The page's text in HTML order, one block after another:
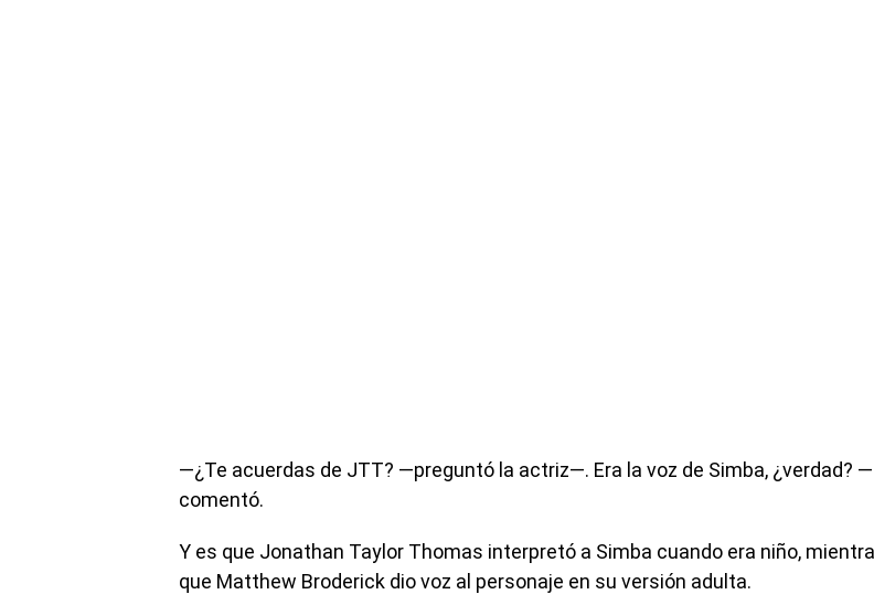
—¿Te acuerdas de JTT? —preguntó la actriz—. Era la voz de Simba, ¿verdad? —
comentó.
Y es que Jonathan Taylor Thomas interpretó a Simba cuando era niño,
que Matthew Broderick dio voz al personaje en su versión adulta.